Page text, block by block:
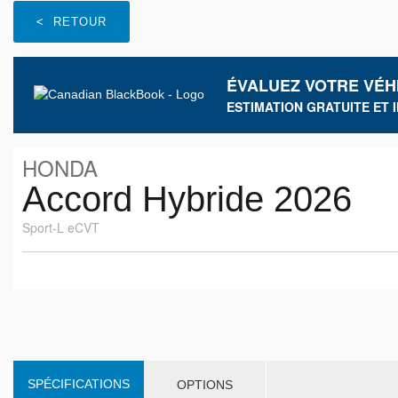
< RETOUR
ÉVALUEZ VOTRE
ESTIMATION GRATUITE ET
HONDA
Accord Hybride 2026
Sport-L eCVT
SPÉCIFICATIONS OPTIONS